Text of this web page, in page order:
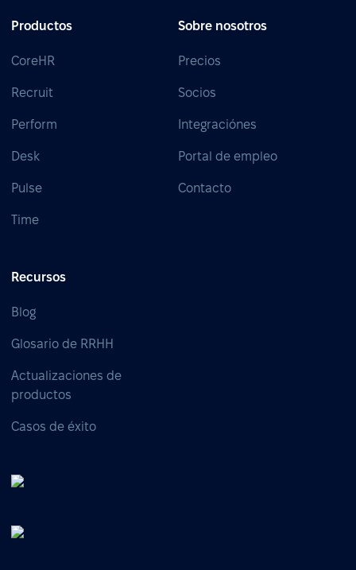
Productos
CoreHR
Recruit
Perform
Desk
Pulse
Time
Sobre nosotros
Precios
Socios
Integraciónes
Portal de empleo
Contacto
Recursos
Blog
Glosario de RRHH
Actualizaciones de
productos
Casos de éxito